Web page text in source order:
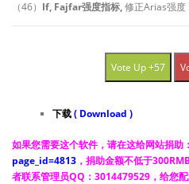
（46） If, Fajfar强度指标,修正Arias强度
Vote Up +57
下载( Download )
如果您需要这个软件，请在这给网站捐助：
page_id=4813 ，捐助金额不低于
者联系管理员QQ：3014479529，给您